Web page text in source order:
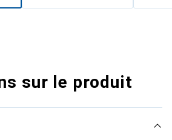
sur le produit